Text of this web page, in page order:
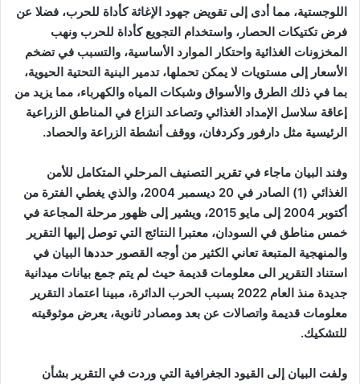
اللوجستية، مما أدى إلى تقويض جهود الإغاثة كأداة للحرب، فضلا عن
فرض تكتيكات الحصار، واستخدام التجويع كأداة للحرب ونهب
المخزونات الغذائية واحتكار الموارد الأساسية، والتسبب في تضخم
الأسعار إلى مستويات لا يمكن تحملها، تدمير البنية التحتية الحيوية،
بما في ذلك الطرق والأسواق وشبكات المياه والكهرباء، مما يزيد من
إعاقة سلاسل الإمداد الغذائي وتصاعد النزاع في المناطق الزراعية
الرئيسية مثل دارفور وكردفان، ووقف أنشطة الزراعة والحصاد.
وفند البيان ماجاء في تقرير التصنيف المرحلي المتكامل للأمن
الغذائي (1) الصادر في 20 ديسمبر 2004، والذي يغطي الفترة من
أكتوبر 2004 إلى مايو 2015، ويشير إلى ظهور مرحلة المجاعة في
خمس مناطق في السودان، معتبرا النتائج التي توصل إليها التقرير
والمنهجية المتبعة تعاني الكثير من أوجه القصور حددها البيان في
استناد التقرير الى معلومات قديمة حيث لم يتم جمع بيانات ميدانية
جديدة منذ العام 2022 بسبب الحرب الدائرة، مبينا اعتماد التقرير
معلومات قديمة واتصالات عن بعد ومصادر ثانوية، يعرض موثوقيته
للتشكيك.
ولفت البيان إلى القيود الجغرافية التي وردت في التقرير بشأن